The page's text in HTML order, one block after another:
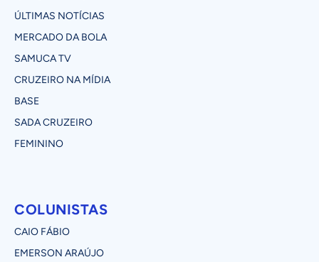
ÚLTIMAS NOTÍCIAS
MERCADO DA BOLA
SAMUCA TV
CRUZEIRO NA MÍDIA
BASE
SADA CRUZEIRO
FEMININO
COLUNISTAS
CAIO FÁBIO
EMERSON ARAÚJO